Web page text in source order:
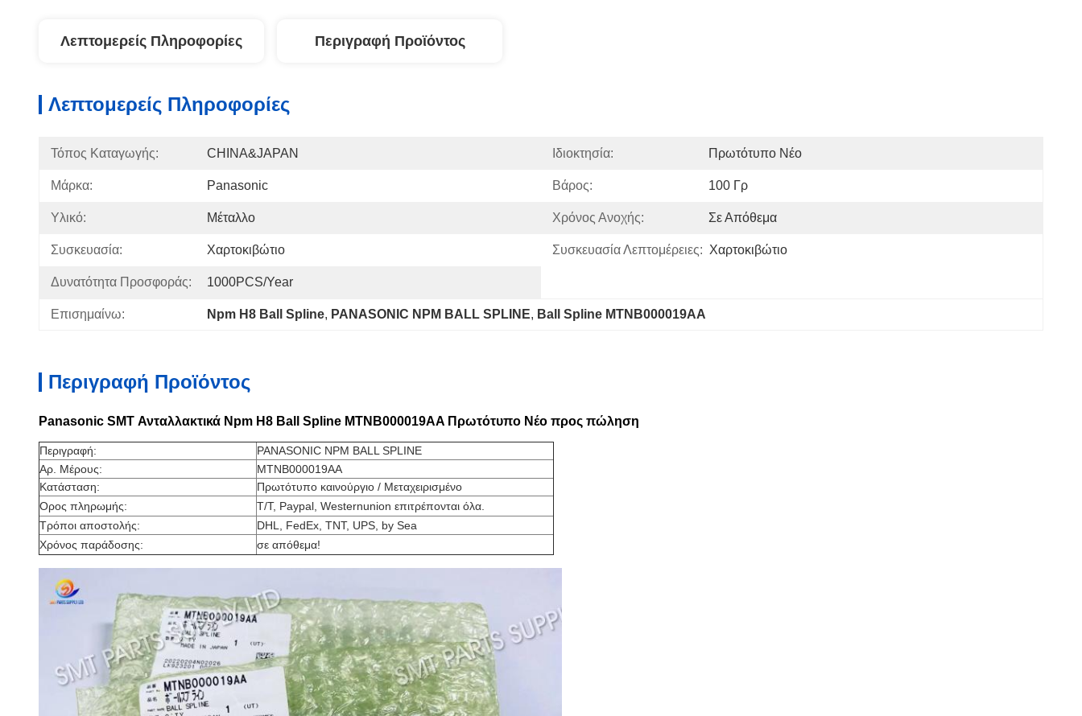
Λεπτομερείς Πληροφορίες Περιγραφή Προϊόντος
Λεπτομερείς Πληροφορίες
Τόπος Καταγωγής: CHINA&JAPAN Ιδιοκτησία: Πρωτότυπο Νέο
Μάρκα: Panasonic Βάρος: 100 Γρ
Υλικό: Μέταλλο Χρόνος Ανοχής: Σε Απόθεμα
Συσκευασία: Χαρτοκιβώτιο Συσκευασία Λεπτομέρειες: Χαρτοκιβώτιο
Δυνατότητα Προσφοράς: 1000PCS/Year
Επισημαίνω: Npm H8 Ball Spline, PANASONIC NPM BALL SPLINE, Ball Spline MTNB000019AA
Περιγραφή Προϊόντος
Panasonic SMT Ανταλλακτικά Npm H8 Ball Spline MTNB000019AA Πρωτότυπο Νέο προς πώληση
Περιγραφή:
PANASONIC NPM BALL SPLINE
Αρ. Μέρους:
MTNB000019AA
Κατάσταση:
Πρωτότυπο καινούργιο / Μεταχειρισμένο
Ορος πληρωμής:
T/T, Paypal, Westernunion επιτρέπονται όλα.
Τρόποι αποστολής:
DHL, FedEx, TNT, UPS, by Sea
Χρόνος παράδοσης:
σε απόθεμα!